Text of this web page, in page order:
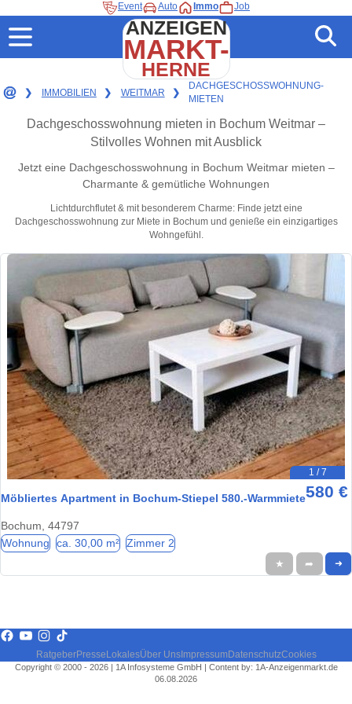
Event Auto Immo Job
ANZEIGEN
MARKT-
HERNE
❯ IMMOBILIEN ❯ WEITMAR ❯
DACHGESCHOSSWOHNUNG-
MIETEN
Dachgeschosswohnung mieten in Bochum Weitmar –
Stilvolles Wohnen mit Ausblick
Jetzt eine Dachgeschosswohnung in Bochum Weitmar mieten –
Charmante & gemütliche Wohnungen
Lichtdurchflutet & mit besonderem Charme: Finde jetzt eine
Dachgeschosswohnung zur Miete in Bochum und genieße ein einzigartiges
Wohngefühl.
1 / 7
Möbliertes Apartment in Bochum-Stiepel 580.-Warmmiete580 €
Bochum, 44797
Wohnung ca. 30,00 m² Zimmer 2
★ ➦ ➜
RatgeberPresse LokalesÜber UnsImpressum DatenschutzCookies
Copyright © 2000 - 2026 | 1A Infosysteme GmbH | Content by: 1A-Anzeigenmarkt.de
06.08.2026